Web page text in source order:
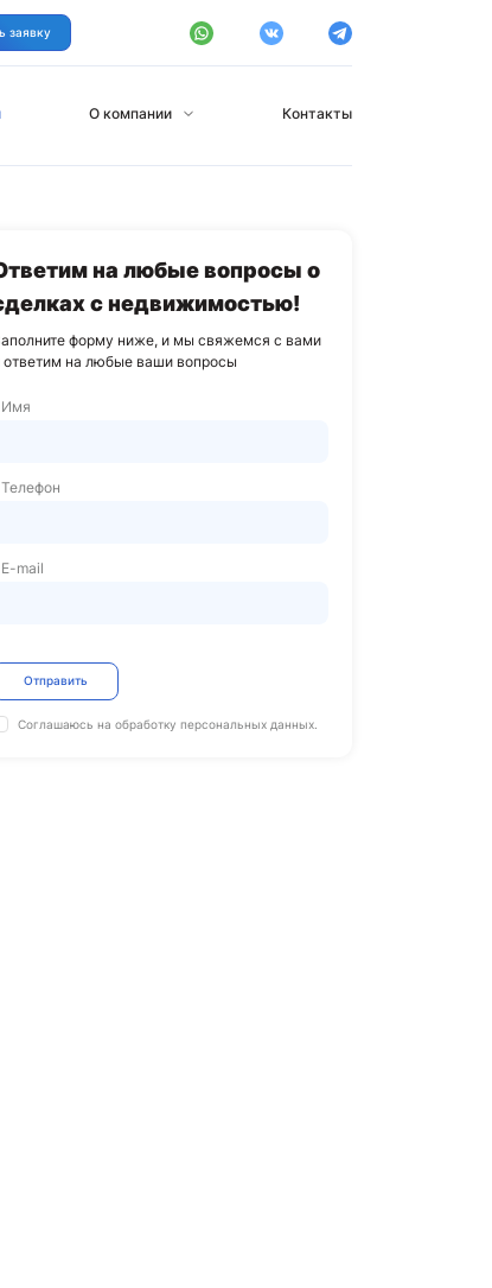
заявку
О компании Контакты
на любые вопросы о
с недвижимостью!
форму ниже, и мы свяжемся с вами
ответим на любые ваши вопросы
Имя
Телефон
E-mail
Отправить
Соглашаюсь на обработкуперсональных данных.